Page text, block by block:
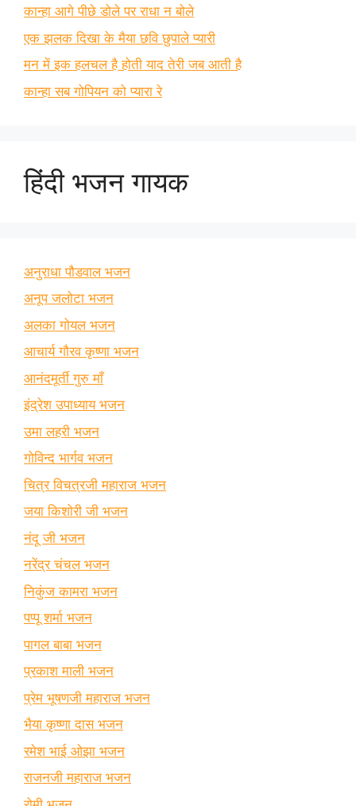
कान्हा आगे पीछे डोले पर राधा न बोले
एक झलक दिखा के मैया छवि छुपाले प्यारी
मन में इक हलचल है होती याद तेरी जब आती है
कान्हा सब गोपियन को प्यारा रे
हिंदी भजन गायक
अनुराधा पौडवाल भजन
अनूप जलोटा भजन
अलका गोयल भजन
आचार्य गौरव कृष्णा भजन
आनंदमूर्ती गुरु माँ
इंद्रेश उपाध्याय भजन
उमा लहरी भजन
गोविन्द भार्गव भजन
चित्र विचत्रजी महाराज भजन
जया किशोरी जी भजन
नंदू जी भजन
नरेंद्र चंचल भजन
निकुंज कामरा भजन
पप्पू शर्मा भजन
पागल बाबा भजन
प्रकाश माली भजन
प्रेम भूषणजी महाराज भजन
भैया कृष्णा दास भजन
रमेश भाई ओझा भजन
राजनजी महाराज भजन